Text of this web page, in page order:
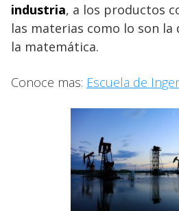
industria, a los productos
las materias como lo son la
la matemática.
Conoce mas: Escuela de